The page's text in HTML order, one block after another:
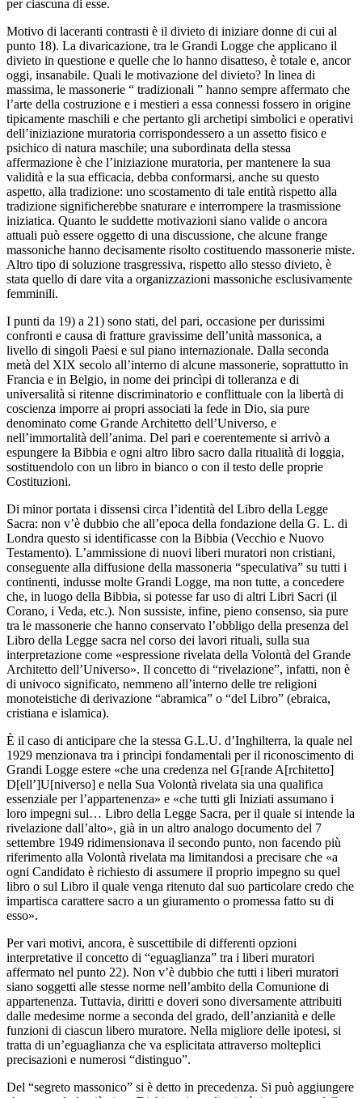
per ciascuna di esse.
Motivo di laceranti contrasti è il divieto di iniziare donne di cui al
punto 18). La divaricazione, tra le Grandi Logge che applicano il
divieto in questione e quelle che lo hanno disatteso, è totale e, ancor
oggi, insanabile. Quali le motivazione del divieto? In linea di
massima, le massonerie “ tradizionali ” hanno sempre affermato che
l’arte della costruzione e i mestieri a essa connessi fossero in origine
tipicamente maschili e che pertanto gli archetipi simbolici e operativi
dell’iniziazione muratoria corrispondessero a un assetto fisico e
psichico di natura maschile; una subordinata della stessa
affermazione è che l’iniziazione muratoria, per mantenere la sua
validità e la sua efficacia, debba conformarsi, anche su questo
aspetto, alla tradizione: uno scostamento di tale entità rispetto alla
tradizione significherebbe snaturare e interrompere la trasmissione
iniziatica. Quanto le suddette motivazioni siano valide o ancora
attuali può essere oggetto di una discussione, che alcune frange
massoniche hanno decisamente risolto costituendo massonerie miste.
Altro tipo di soluzione trasgressiva, rispetto allo stesso divieto, è
stata quello di dare vita a organizzazioni massoniche esclusivamente
femminili.
I punti da 19) a 21) sono stati, del pari, occasione per durissimi
confronti e causa di fratture gravissime dell’unità massonica, a
livello di singoli Paesi e sul piano internazionale. Dalla seconda
metà del XIX secolo all’interno di alcune massonerie, soprattutto in
Francia e in Belgio, in nome dei princìpi di tolleranza e di
universalità si ritenne discriminatorio e conflittuale con la libertà di
coscienza imporre ai propri associati la fede in Dio, sia pure
denominato come Grande Architetto dell’Universo, e
nell’immortalità dell’anima. Del pari e coerentemente si arrivò a
espungere la Bibbia e ogni altro libro sacro dalla ritualità di loggia,
sostituendolo con un libro in bianco o con il testo delle proprie
Costituzioni.
Di minor portata i dissensi circa l’identità del Libro della Legge
Sacra: non v’è dubbio che all’epoca della fondazione della G. L. di
Londra questo si identificasse con la Bibbia (Vecchio e Nuovo
Testamento). L’ammissione di nuovi liberi muratori non cristiani,
conseguente alla diffusione della massoneria “speculativa” su tutti i
continenti, indusse molte Grandi Logge, ma non tutte, a concedere
che, in luogo della Bibbia, si potesse far uso di altri Libri Sacri (il
Corano, i Veda, etc.). Non sussiste, infine, pieno consenso, sia pure
tra le massonerie che hanno conservato l’obbligo della presenza del
Libro della Legge sacra nel corso dei lavori rituali, sulla sua
interpretazione come «espressione rivelata della Volontà del Grande
Architetto dell’Universo». Il concetto di “rivelazione”, infatti, non è
di univoco significato, nemmeno all’interno delle tre religioni
monoteistiche di derivazione “abramica” o “del Libro” (ebraica,
cristiana e islamica).
È il caso di anticipare che la stessa G.L.U. d’Inghilterra, la quale nel
1929 menzionava tra i princìpi fondamentali per il riconoscimento di
Grandi Logge estere «che una credenza nel G[rande A[rchitetto]
D[ell’]U[niverso] e nella Sua Volontà rivelata sia una qualifica
essenziale per l’appartenenza» e «che tutti gli Iniziati assumano i
loro impegni sul… Libro della Legge Sacra, per il quale si intende la
rivelazione dall’alto», già in un altro analogo documento del 7
settembre 1949 ridimensionava il secondo punto, non facendo più
riferimento alla Volontà rivelata ma limitandosi a precisare che «a
ogni Candidato è richiesto di assumere il proprio impegno su quel
libro o sul Libro il quale venga ritenuto dal suo particolare credo che
impartisca carattere sacro a un giuramento o promessa fatto su di
esso».
Per vari motivi, ancora, è suscettibile di differenti opzioni
interpretative il concetto di “eguaglianza” tra i liberi muratori
affermato nel punto 22). Non v’è dubbio che tutti i liberi muratori
siano soggetti alle stesse norme nell’ambito della Comunione di
appartenenza. Tuttavia, diritti e doveri sono diversamente attribuiti
dalle medesime norme a seconda del grado, dell’anzianità e delle
funzioni di ciascun libero muratore. Nella migliore delle ipotesi, si
tratta di un’eguaglianza che va esplicitata attraverso molteplici
precisazioni e numerosi “distinguo”.
Del “segreto massonico” si è detto in precedenza. Si può aggiungere